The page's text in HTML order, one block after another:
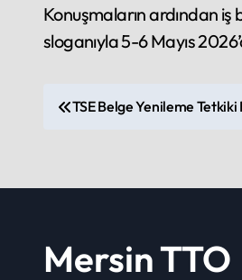
Konuşmaların ardından
sloganıyla 5-6 Mayıs
P
n
TSE Belge Yenileme Tetkiki
Mersin TTO